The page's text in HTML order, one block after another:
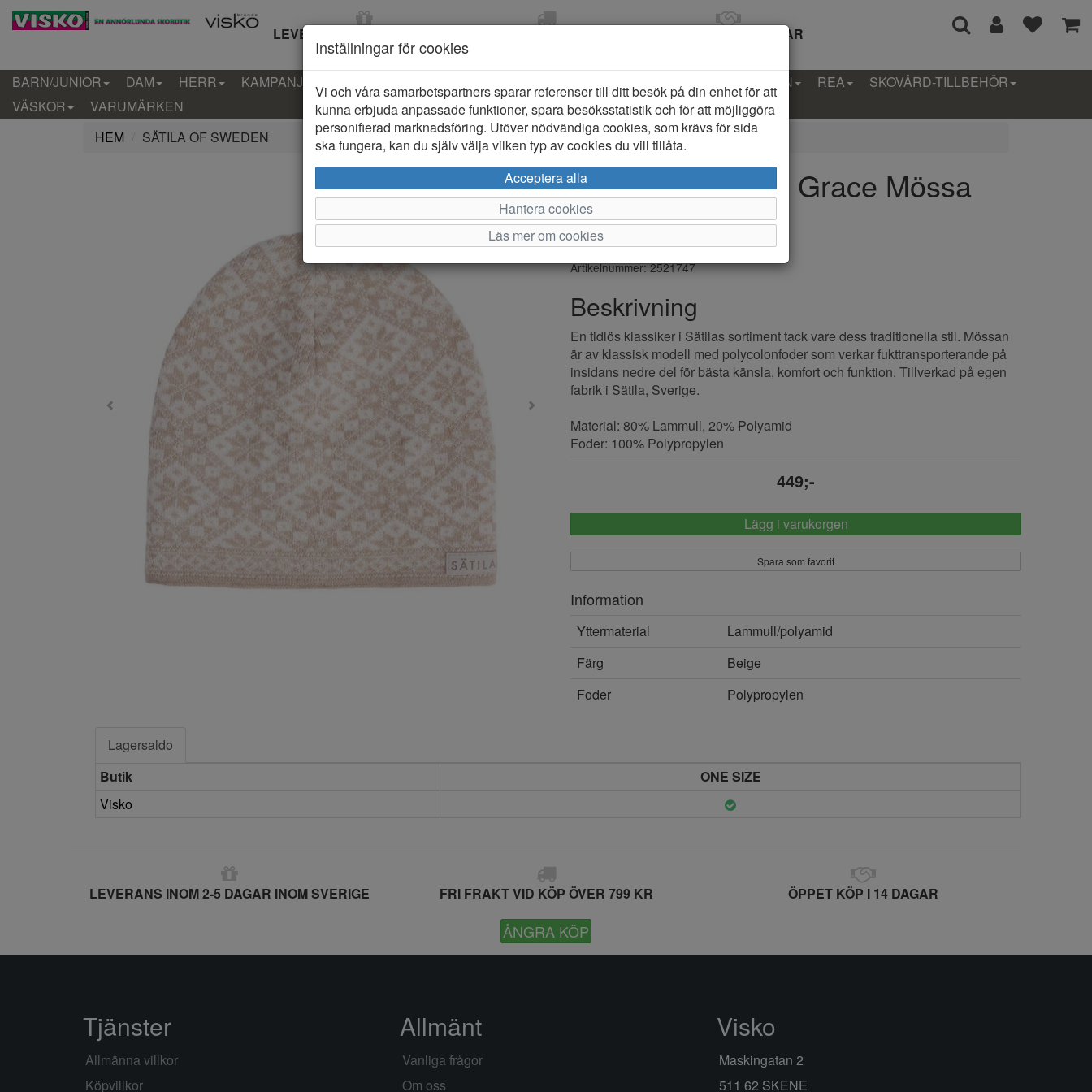
LEVERANS INOM 2-5 DAGAR ÖPPET KÖP I 14 DAGAR
BARN/JUNIOR DAM HERR KAMPANJ KLÄDER-BARN PROVKOLLEKTION REA
SKOVÅRD-TILLBEHÖR
VÄSKOR
VARUMÄRKEN
HEM
SÄTILA OF SWEDEN
Sätila of Sweden Grace Mössa
Dam
Varumärke: Sätila of Sweden
Artikelnummer: 2521747
Beskrivning
En tidlös klassiker i Sätilas sortiment tack vare dess traditionella stil. Mössan
är av klassisk modell med polycolonfoder som verkar fukttransporterande på
insidans nedre del för bästa känsla, komfort och funktion. Tillverkad på egen
fabrik i Sätila, Sverige.
Material: 80% Lammull, 20% Polyamid
Foder: 100% Polypropylen
449;-
Lägg i varukorgen
Spara som favorit
Information
Yttermaterial
Lammull/polyamid
Färg
Beige
Foder
Polypropylen
Lagersaldo
Butik
ONE SIZE
Visko
LEVERANS INOM 2-5 DAGAR INOM SVERIGE FRI FRAKT VID KÖP ÖVER 799 KR ÖPPET KÖP I 14 DAGAR
ÅNGRA KÖP
Inställningar för cookies
Vi och våra samarbetspartners sparar referenser till ditt besök på din enhet för att
kunna erbjuda anpassade funktioner, spara besöksstatistik och för att möjliggöra
personifierad marknadsföring. Utöver nödvändiga cookies, som krävs för sida
ska fungera, kan du själv välja vilken typ av cookies du vill tillåta.
Acceptera alla
Hantera cookies
Läs mer om cookies
Tjänster
Allmänna villkor
Köpvillkor
Allmänt
Vanliga frågor
Om oss
Visko
Maskingatan 2
511 62 SKENE